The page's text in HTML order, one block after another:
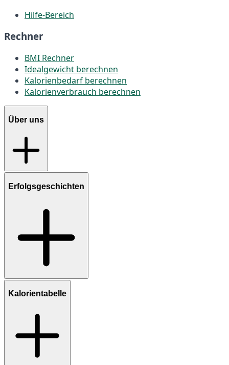
Hilfe-Bereich
Rechner
BMI Rechner
Idealgewicht berechnen
Kalorienbedarf berechnen
Kalorienverbrauch berechnen
Über uns
Erfolgsgeschichten
Kalorientabelle